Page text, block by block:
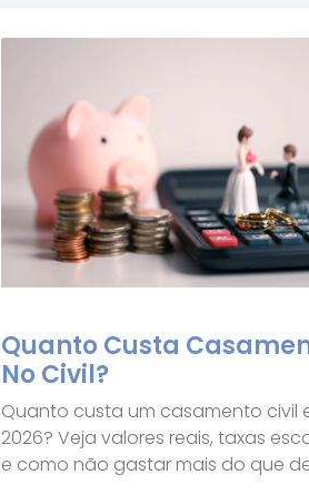
Quanto Custa
No Civil?
Quanto custa um casamento civil
2026? Veja valores reais, taxas
e como não gastar mais do que